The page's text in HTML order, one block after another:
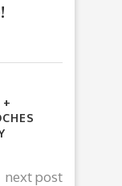
+
next post